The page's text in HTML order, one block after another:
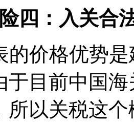
四：入关合
价格优势是
于目前中国
所以关税这